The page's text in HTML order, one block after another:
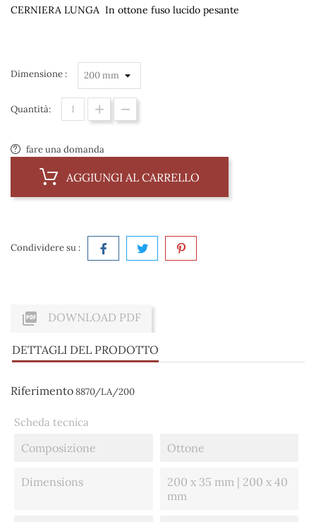
CERNIERA LUNGA In ottone fuso lucido pesante
Dimensione :
Quantità:
fare una domanda
AGGIUNGI AL CARRELLO
Condividere su :
 DOWNLOAD PDF
DETTAGLI DEL PRODOTTO
Riferimento8870/LA/200
Scheda tecnica
Composizione Ottone
Dimensions
200 x 35 mm | 200 x 40
mm